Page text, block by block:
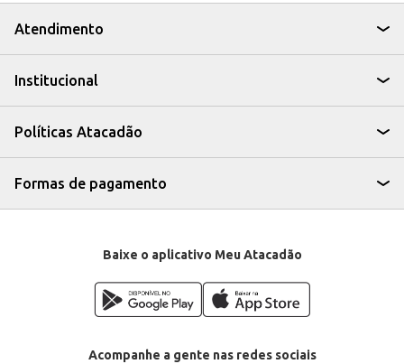
Atendimento
Institucional
Políticas Atacadão
Formas de pagamento
Baixe o aplicativo Meu Atacadão
Acompanhe a gente nas redes sociais